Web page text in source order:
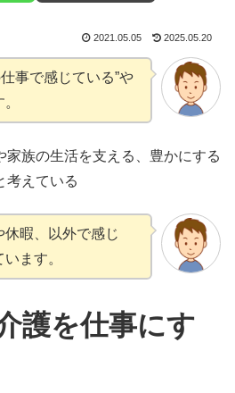
2021.05.05 2025.05.20
事で感じている”や
家族の生活を支える、豊かにする
考えている
休暇、以外で感じ
ます。
護を仕事にす